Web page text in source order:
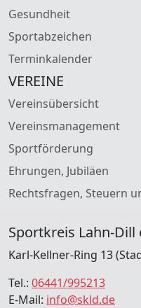
Gesundheit
Sportabzeichen
Terminkalender
VEREINE
Vereinsübersicht
Vereinsmanagement
Sportförderung
Ehrungen, Jubiläen
Rechtsfragen, Steuern
Sportkreis Lahn-Dill
Karl-Kellner-Ring 13
Tel.: 06441/995213
E-Mail: info@skld.de